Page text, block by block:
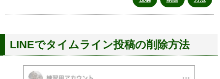
LINEでタイムライン投稿の削除方法